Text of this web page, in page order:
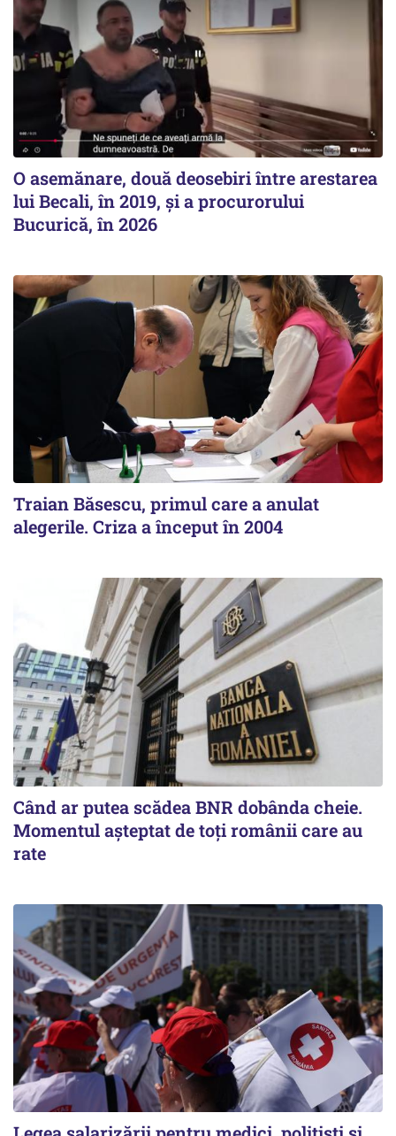
O asemănare, două deosebiri între arestarea
lui Becali, în 2019, și a procurorului
Bucurică, în 2026
Traian Băsescu, primul care a anulat
alegerile. Criza a început în 2004
Când ar putea scădea BNR dobânda cheie.
Momentul aşteptat de toţi românii care au
rate